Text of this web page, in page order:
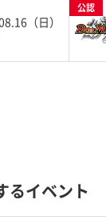
（日）
公認
るイベント